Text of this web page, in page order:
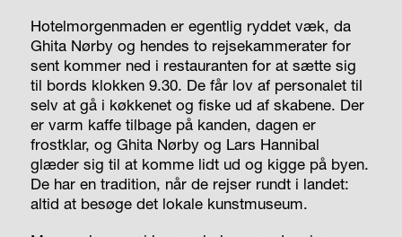
Hotelmorgenmaden er egentlig ryddet væk, da
Ghita Nørby og hendes to rejsekammerater for
sent kommer ned i restauranten for at sætte sig
til bords klokken 9.30. De får lov af personalet til
selv at gå i køkkenet og fiske ud af skabene. Der
er varm kaffe tilbage på kanden, dagen er
frostklar, og Ghita Nørby og Lars Hannibal
glæder sig til at komme lidt ud og kigge på byen.
De har en tradition, når de rejser rundt i landet:
altid at besøge det lokale kunstmuseum.